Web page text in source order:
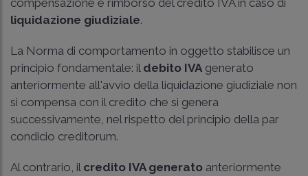
liquidazione giudiziale.
La Norma di comportamento in oggetto stabilisce un
principio fondamentale: il debito IVA generato
anteriormente all'avvio della liquidazione giudiziale non
si compensa con il credito che si genera
successivamente, nel rispetto del principio della par
condicio creditorum.
Al contrario, il credito IVA generato anteriormente